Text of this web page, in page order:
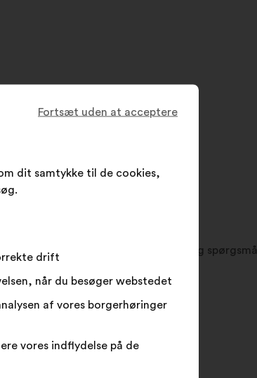
blevet offentliggjort, opfølgning og spørgsmål
Fortsæt uden at acceptere
dit samtykke til de cookies,
drift
når du besøger webstedet
af vores borgerhøringer
vores indflydelse på de